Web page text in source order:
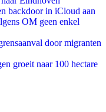
backdoor in iCloud aan
OM geen enkel
door migranten
groeit naar 100 hectare